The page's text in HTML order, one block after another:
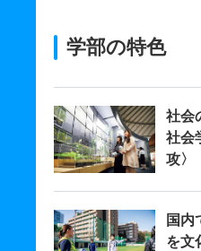
学部の特色
社会
社会
攻〉
国内
を文